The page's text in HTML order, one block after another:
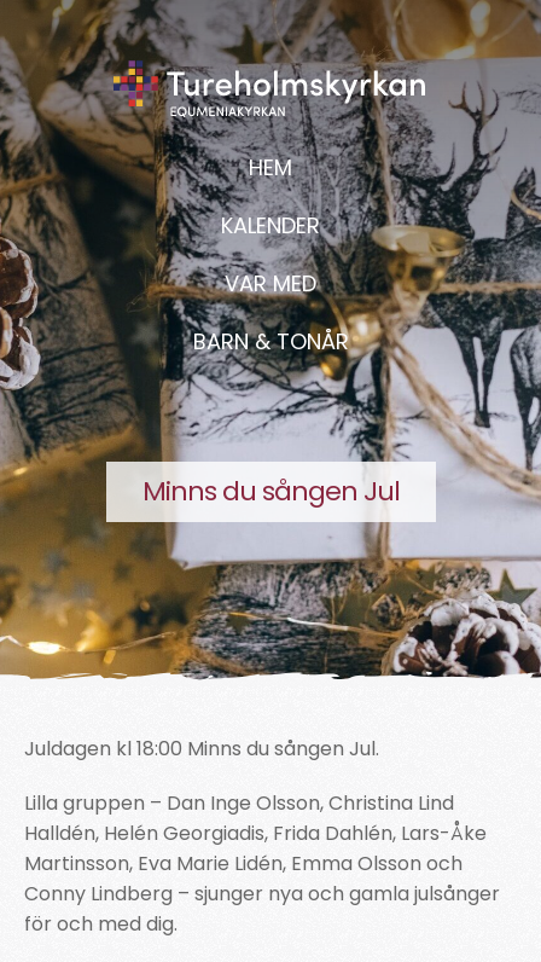
HEM
KALENDER
VAR MED
BARN & TONÅR
Minns du sången Jul
Juldagen kl 18:00 Minns du sången Jul.
Lilla gruppen – Dan Inge Olsson, Christina Lind
Halldén, Helén Georgiadis, Frida Dahlén, Lars-Åke
Martinsson, Eva Marie Lidén, Emma Olsson och
Conny Lindberg – sjunger nya och gamla julsånger
för och med dig.